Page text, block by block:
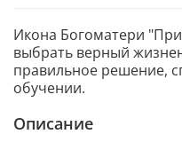
Икона Богоматери
выбрать верный
правильное решение,
обучении.
Описание